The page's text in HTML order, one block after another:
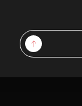
Sign Up